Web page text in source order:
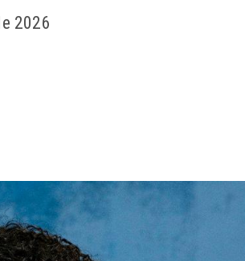
2026